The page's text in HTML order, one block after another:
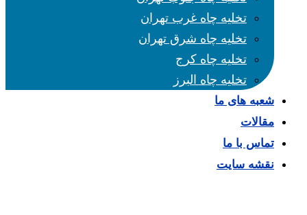
تخلیه چاه غرب تهران
تخلیه چاه شرق تهران
تخلیه چاه کرج
تخلیه چاه البرز
شعبه های ما
مقالات
تماس با ما
نقشه سایت